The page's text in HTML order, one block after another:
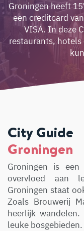
Groningen heeft
een creditcard
VISA. In deze
restaurants,
City Guide
Groningen
Groningen is
overvloed aan
Groningen staat
Zoals Brouwerij
heerlijk
leuke